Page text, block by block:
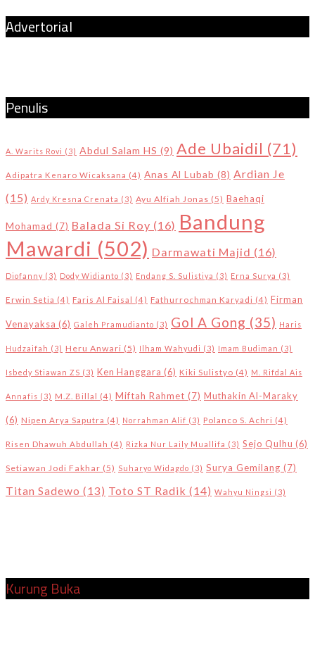
Advertorial
Penulis
A. Warits Rovi (3) Abdul Salam HS (9) Ade Ubaidil (71)
Adipatra Kenaro Wicaksana (4) Anas Al Lubab (8) Ardian Je
(15) Ardy Kresna Crenata (3) Ayu Alfiah Jonas (5) Baehaqi
Mohamad (7) Balada Si Roy (16) Bandung
Mawardi (502) Darmawati Majid (16)
Diofanny (3) Dody Widianto (3) Endang S. Sulistiya (3) Erna Surya (3)
Erwin Setia (4) Faris Al Faisal (4) Fathurrochman Karyadi (4) Firman
Venayaksa (6) Galeh Pramudianto (3) Gol A Gong (35) Haris
Hudzaifah (3) Heru Anwari (5) Ilham Wahyudi (3) Imam Budiman (3)
Isbedy Stiawan ZS (3) Ken Hanggara (6) Kiki Sulistyo (4) M. Rifdal Ais
Annafis (3) M.Z. Billal (4) Miftah Rahmet (7) Muthakin Al-Maraky
(6) Nipen Arya Saputra (4) Norrahman Alif (3) Polanco S. Achri (4)
Risen Dhawuh Abdullah (4) Rizka Nur Laily Muallifa (3) Sejo Qulhu (6)
Setiawan Jodi Fakhar (5) Suharyo Widagdo (3) Surya Gemilang (7)
Titan Sadewo (13) Toto ST Radik (14) Wahyu Ningsi (3)
Kurung Buka